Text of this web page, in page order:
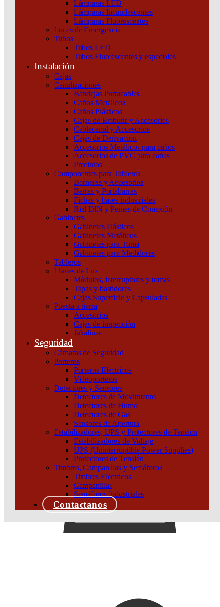
Lámparas LED
Lámparas Incandescentes
Lámparas Fluorescentes
Luces de Emergencia
Tubos
Tubos LED
Tubos Fluorescentes y especiales
Instalación
Cajas
Canalizaciones
Bandejas Portacables
Caños Metálicos
Caños Plásticos
Cajas de Embutir y Accesorios
Cablecanal y Accesorios
Cajas de Derivación
Accesorios Metálicos para caños
Accesorios de PVC para caños
Precintos
Componentes para Tableros
Borneras y Accesorios
Barras y Portabarras
Fichas y bases industriales
Riel DIN y Peines de Conexión
Gabinetes
Gabinetes Plásticos
Gabinetes Metálicos
Gabinetes para Toma
Gabinetes para Medidores
Tableros
Llaves de Luz
Módulos, interruptores y tomas
Tapas y bastidores
Cajas Superficie y Capsuladas
Puesta a tierra
Accesorios
Cajas de inspección
Jabalinas
Seguridad
Cámaras de Seguridad
Porteros
Porteros Eléctricos
Videoporteros
Detectores y Sensores
Detectores de Movimiento
Detectores de Humo
Detectores de Gas
Sensores de Apertura
Estabilizadores, UPS y Protectores de Tensión
Estabilizadores de Voltaje
UPS (Uninterruptible Power Supplies)
Protectores de Tensión
Timbres, Campanillas y Semáforos
Timbres Eléctricos
Campanillas
Semáforos Industriales
Contactanos
Interruptor Termomagnético Acti9 C120N 3P 125A
Curva C Schneider
Añadir al carrito